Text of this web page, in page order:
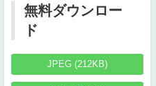
無料ダウンロー
ド
JPEG (212KB)